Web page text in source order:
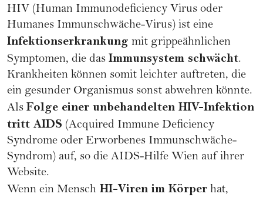
HIV (Human Immunodeficiency Virus oder
Humanes Immunschwäche-Virus) ist eine
Infektionserkrankung mit grippeähnlichen
Symptomen, die das Immunsystem schwächt.
Krankheiten können somit leichter auftreten, die
ein gesunder Organismus sonst abwehren könnte.
Als Folge einer unbehandelten HIV-Infektion
tritt AIDS (Acquired Immune Deficiency
Syndrome oder Erworbenes Immunschwäche-
Syndrom) auf, so die AIDS-Hilfe Wien auf ihrer
Website.
Wenn ein Mensch HI-Viren im Körper hat,